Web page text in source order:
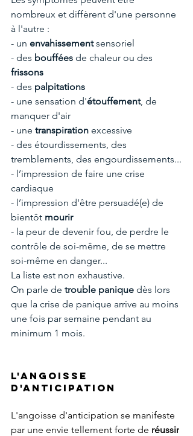
nombreux et diffèrent d'une personne
à l'autre :
- un envahissement sensoriel
- des bouffées de chaleur ou des
frissons
- des palpitations
- une sensation d'étouffement, de
manquer d'air
- une transpiration excessive
- des étourdissements, des
tremblements, des engourdissements...
- l’impression de faire une crise
cardiaque
- l’impression d'être persuadé(e) de
bientôt mourir
- la peur de devenir fou, de perdre le
contrôle de soi-même, de se mettre
soi-même en danger...
La liste est non exhaustive.
On parle de trouble panique dès lors
que la crise de panique arrive au moins
une fois par semaine pendant au
minimum 1 mois.
L'angoisse
d'anticipation
L'angoisse d'anticipation se manifeste
par une envie tellement forte de réussir